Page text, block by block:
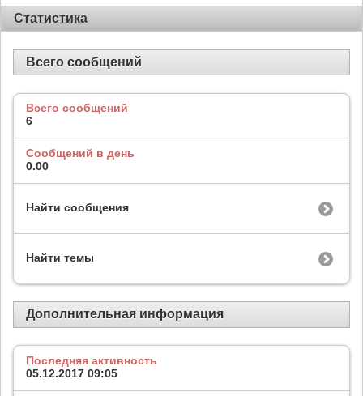
Статистика
Всего сообщений
Всего сообщений
6
Сообщений в день
0.00
Найти сообщения
Найти темы
Дополнительная информация
Последняя активность
05.12.2017 09:05